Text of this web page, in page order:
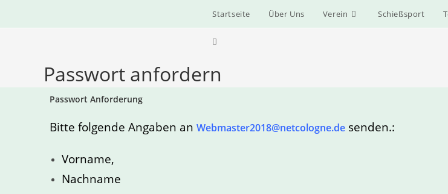
Startseite Über Uns Verein Schießsport
Passwort anfordern
Passwort Anforderung
Bitte folgende Angaben an Webmaster2018@netcologne.de senden.:
Vorname,
Nachname